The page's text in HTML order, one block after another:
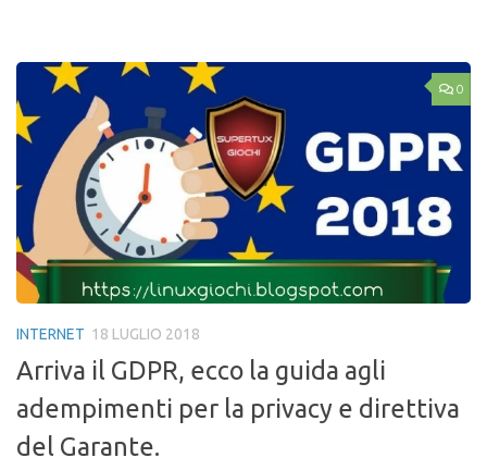
0
INTERNET 18 LUGLIO 2018
Arriva il GDPR, ecco la guida agli
adempimenti per la privacy e direttiva
del Garante.